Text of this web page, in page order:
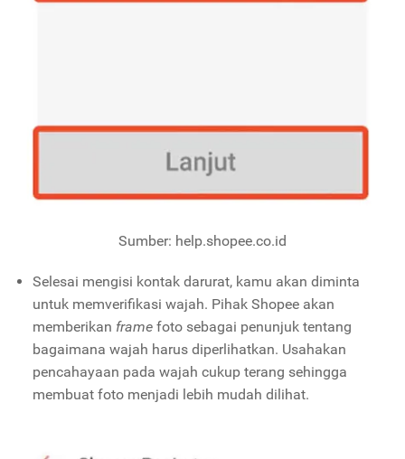
Sumber: help.shopee.co.id
Selesai mengisi kontak darurat, kamu akan diminta
untuk memverifikasi wajah. Pihak Shopee akan
memberikan frame foto sebagai penunjuk tentang
bagaimana wajah harus diperlihatkan. Usahakan
pencahayaan pada wajah cukup terang sehingga
membuat foto menjadi lebih mudah dilihat.